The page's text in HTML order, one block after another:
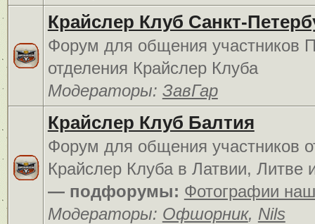
Крайслер Клуб Санкт-
Форум для общения участников
отделения Крайслер Клуба
Модераторы: ЗавГар
Крайслер Клуб Балтия
Форум для общения участников
Крайслер Клуба в Латвии, Литве
— подфорумы: Фотографии
Модераторы: Офшорник, Nils